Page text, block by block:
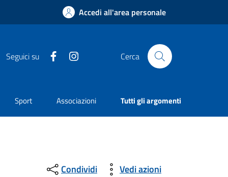
Accedi all'area personale
Seguici su Facebook Cerca
Sport Associazioni Tutti gli argomenti
Condividi Vedi azioni